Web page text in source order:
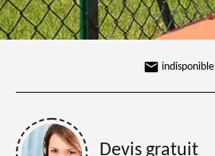
indisponible
Devis gratuit